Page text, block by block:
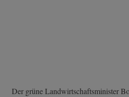
Der grüne Landwirtschaftsminister